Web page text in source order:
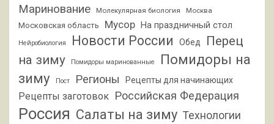
Маринование Молекулярная биология Москва
Московская область Мусор На праздничный стол
Нейробиология Новости России Обед
Перец
на зиму
Помидоры маринованные
Помидоры на
зиму
Пост Регионы Рецепты для начинающих
Рецепты заготовок Российская Федерация
Россия Салаты на зиму Технологии